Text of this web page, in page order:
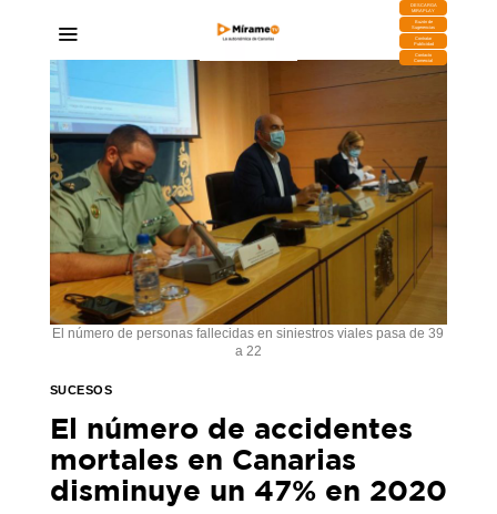
DESCARGA
MIRAPLAY
Buzón de
Sugerencias
Contratar
Publicidad
Contacto
Comercial
El número de personas fallecidas en siniestros viales pasa de 39
a 22
SUCESOS
El número de accidentes
mortales en Canarias
disminuye un 47% en 2020